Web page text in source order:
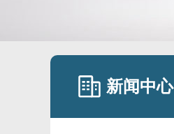
新闻中心